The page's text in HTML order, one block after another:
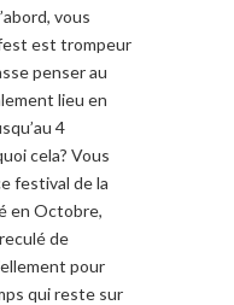
vous
est trompeur
penser au
lieu en
4
cela? Vous
festival de la
en Octobre,
de
pour
qui reste sur